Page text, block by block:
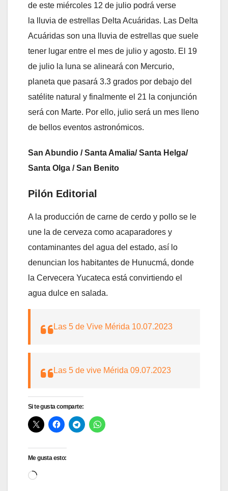
de este miércoles 12 de julio podrá verse
la lluvia de estrellas Delta Acuáridas. Las Delta
Acuáridas son una lluvia de estrellas que suele
tener lugar entre el mes de julio y agosto. El 19
de julio la luna se alineará con Mercurio,
planeta que pasará 3.3 grados por debajo del
satélite natural y finalmente el 21 la conjunción
será con Marte. Por ello, julio será un mes lleno
de bellos eventos astronómicos.
San Abundio / Santa Amalia/ Santa Helga/
Santa Olga / San Benito
Pilón Editorial
A la producción de carne de cerdo y pollo se le
une la de cerveza como acaparadores y
contaminantes del agua del estado, así lo
denuncian los habitantes de Hunucmá, donde
la Cervecera Yucateca está convirtiendo el
agua dulce en salada.
Las 5 de Vive Mérida 10.07.2023
Las 5 de vive Mérida 09.07.2023
Si te gusta comparte:
Me gusta esto:
Cargando...